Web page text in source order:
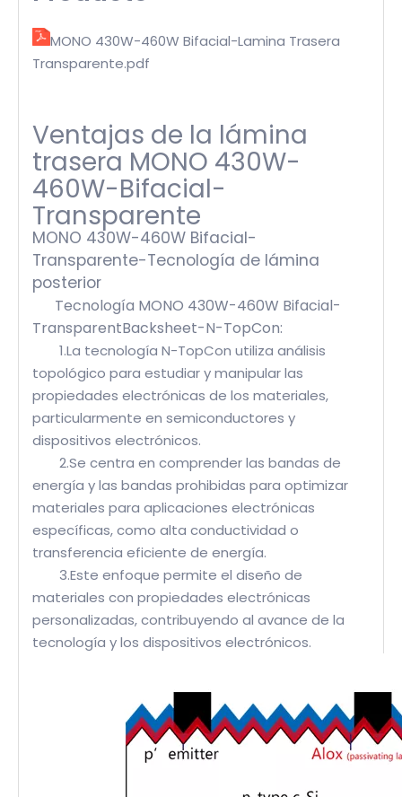
MONO 430W-460W Bifacial-Lamina Trasera
Transparente.pdf
Ventajas de la lámina
trasera MONO 430W-
460W-Bifacial-
Transparente
MONO 430W-460W Bifacial-
Transparente-Tecnología de lámina
posterior
Tecnología MONO 430W-460W Bifacial-
TransparentBacksheet-N-TopCon:
1.La tecnología N-TopCon utiliza análisis
topológico para estudiar y manipular las
propiedades electrónicas de los materiales,
particularmente en semiconductores y
dispositivos electrónicos.
2.Se centra en comprender las bandas de
energía y las bandas prohibidas para optimizar
materiales para aplicaciones electrónicas
específicas, como alta conductividad o
transferencia eficiente de energía.
3.Este enfoque permite el diseño de
materiales con propiedades electrónicas
personalizadas, contribuyendo al avance de la
tecnología y los dispositivos electrónicos.